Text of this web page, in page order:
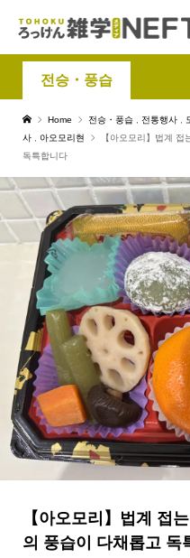
전승・풍습
Home 전승・풍습 전통행사
사
아오모리현
【아오모리】법계
독특합니다
【아오모리】법계 접
의 풍습이 다채롭고 독